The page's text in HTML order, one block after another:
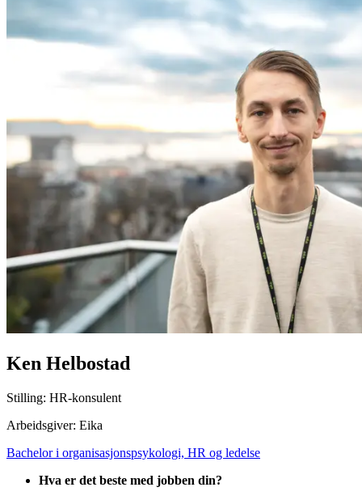
Ken Helbostad
Stilling: HR-konsulent
Arbeidsgiver: Eika
Bachelor i organisasjonspsykologi, HR og ledelse
Hva er det beste med jobben din?